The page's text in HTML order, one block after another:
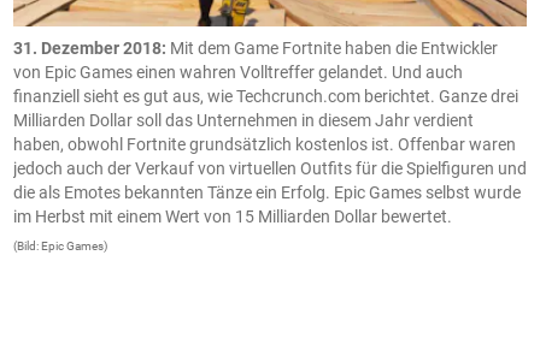
31. Dezember 2018: Mit dem Game Fortnite haben die Entwickler
von Epic Games einen wahren Volltreffer gelandet. Und auch
finanziell sieht es gut aus, wie Techcrunch.com berichtet. Ganze drei
Milliarden Dollar soll das Unternehmen in diesem Jahr verdient
haben, obwohl Fortnite grundsätzlich kostenlos ist. Offenbar waren
jedoch auch der Verkauf von virtuellen Outfits für die Spielfiguren und
die als Emotes bekannten Tänze ein Erfolg. Epic Games selbst wurde
im Herbst mit einem Wert von 15 Milliarden Dollar bewertet.
(Bild: Epic Games)